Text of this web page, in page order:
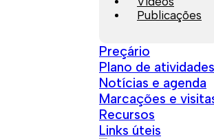
Publicações
Preçário
Plano de atividades
Notícias e agenda
Marcações e
Recursos
Links úteis